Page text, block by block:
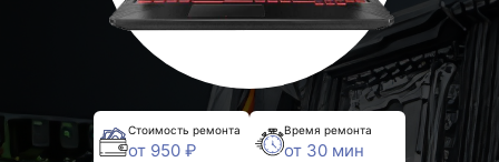
Стоимость ремонта
от 950 ₽
Время ремонта
от 30 мин